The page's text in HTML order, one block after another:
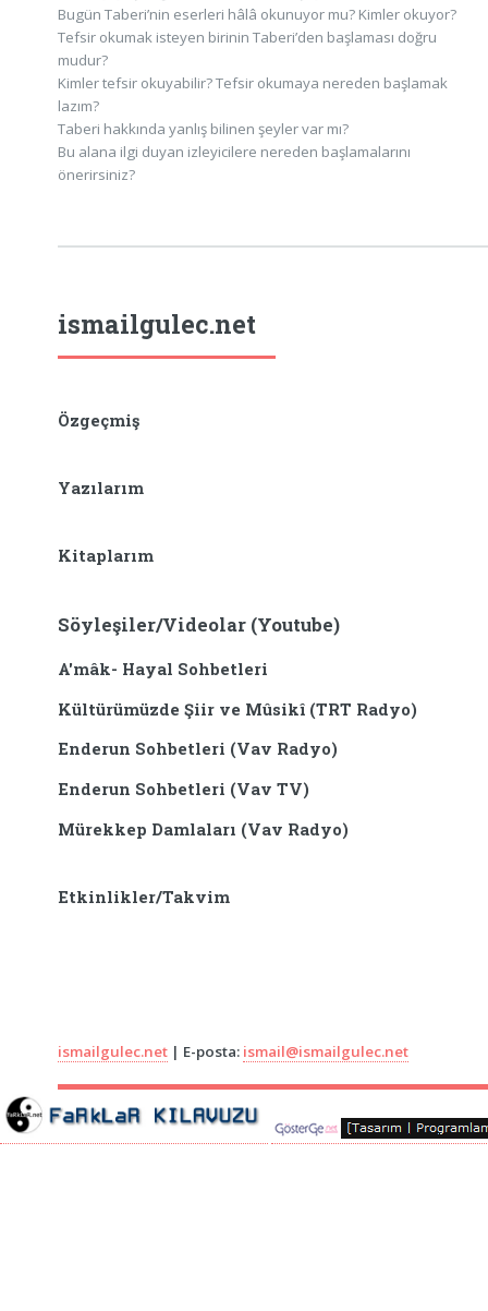
Bugün Taberi’nin eserleri hâlâ okunuyor mu? Kimler okuyor?
Tefsir okumak isteyen birinin Taberi’den başlaması doğru
mudur?
Kimler tefsir okuyabilir? Tefsir okumaya nereden başlamak
lazım?
Taberi hakkında yanlış bilinen şeyler var mı?
Bu alana ilgi duyan izleyicilere nereden başlamalarını
önerirsiniz?
ismailgulec.net
Özgeçmiş
Yazılarım
Kitaplarım
Söyleşiler/Videolar (Youtube)
A'mâk- Hayal Sohbetleri
Kültürümüzde Şiir ve Mûsikî (TRT Radyo)
Enderun Sohbetleri (Vav Radyo)
Enderun Sohbetleri (Vav TV)
Mürekkep Damlaları (Vav Radyo)
Etkinlikler/Takvim
ismailgulec.net | E-posta: ismail@ismailgulec.net